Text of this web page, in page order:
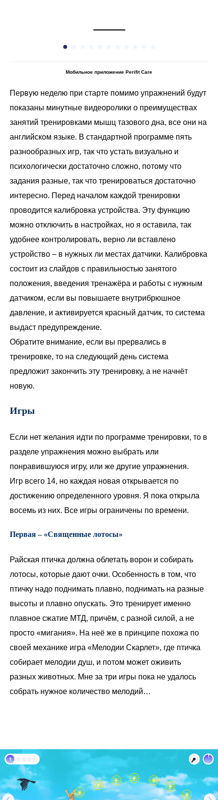
Мобильное приложение Perifit Care
Первую неделю при старте помимо упражнений будут
показаны минутные видеоролики о преимуществах
занятий тренировками мышц тазового дна, все они на
английском языке. В стандартной программе пять
разнообразных игр, так что устать визуально и
психологически достаточно сложно, потому что
задания разные, так что тренироваться достаточно
интересно. Перед началом каждой тренировки
проводится калибровка устройства. Эту функцию
можно отключить в настройках, но я оставила, так
удобнее контролировать, верно ли вставлено
устройство – в нужных ли местах датчики. Калибровка
состоит из слайдов с правильностью занятого
положения, введения тренажёра и работы с нужным
датчиком, если вы повышаете внутрибрюшное
давление, и активируется красный датчик, то система
выдаст предупреждение.
Обратите внимание, если вы прервались в
тренировке, то на следующий день система
предложит закончить эту тренировку, а не начнёт
новую.
Игры
Если нет желания идти по программе тренировки, то в
разделе упражнения можно выбрать или
понравившуюся игру, или же другие упражнения.
Игр всего 14, но каждая новая открывается по
достижению определенного уровня. Я пока открыла
восемь из них. Все игры ограничены по времени.
Первая – «Священные лотосы»
Райская птичка должна облетать ворон и собирать
лотосы, которые дают очки. Особенность в том, что
птичку надо поднимать плавно, поднимать на разные
высоты и плавно опускать. Это тренирует именно
плавное сжатие МТД, причём, с разной силой, а не
просто «мигания». На неё же в принципе похожа по
своей механике игра «Мелодии Скарлет», где птичка
собирает мелодии душ, и потом может оживить
разных животных. Мне за три игры пока не удалось
собрать нужное количество мелодий…